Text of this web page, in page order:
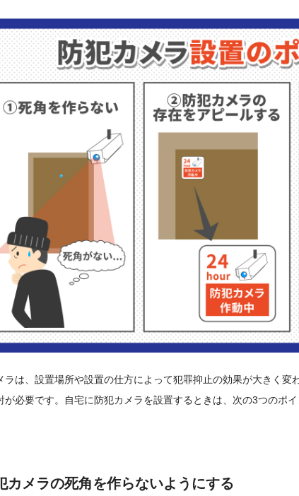
ラは、設置場所や設置の仕方によって犯罪抑止の効果が大きく変
が必要です。自宅に防犯カメラを設置するときは、次の3つのポ
カメラの死角を作らないようにする